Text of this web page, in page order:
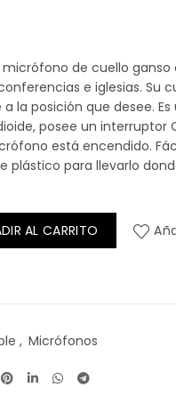
micrófono de cuello
e iglesias. Su
la posición que desee.
posee un interruptor
está encendido.
plástico para llevarlo
GANSO SKP PRO 7K
AL CARRITO
, Micrófonos